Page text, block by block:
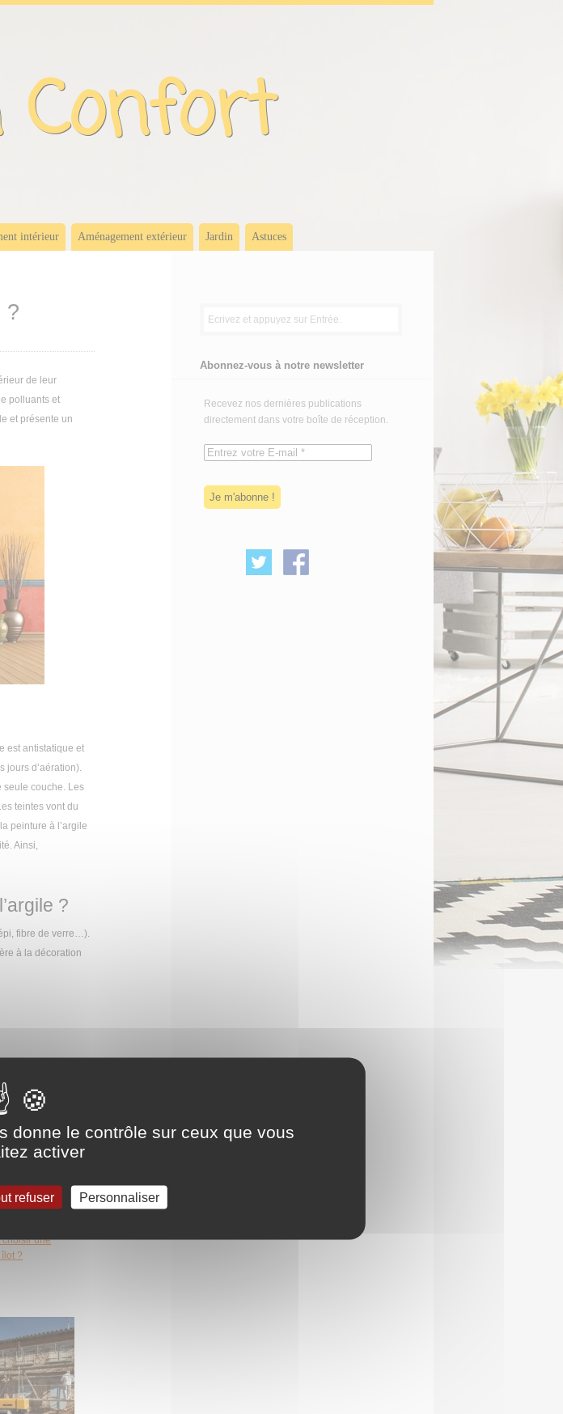
donne le contrôle sur ceux que vous
activer
refuser Personnaliser
Confort
intérieur Aménagement extérieur Jardin Astuces
?
de leur
polluants et
et présente un
est antistatique et
jours d’aération).
seule couche. Les
teintes vont du
peinture à l’argile
Ainsi,
?
fibre de verre…).
à la décoration
choisir une
?
Abonnez-vous à notre newsletter
Recevez nos dernières publications
directement dans votre boîte de réception.